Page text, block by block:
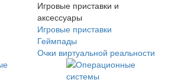
Игровые приставки и
аксессуары
Игровые приставки
Геймпады
Очки виртуальной реальности